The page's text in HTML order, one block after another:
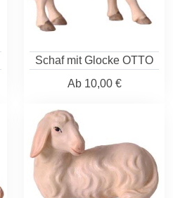
Schaf mit Glocke OTTO
Ab10,00 €